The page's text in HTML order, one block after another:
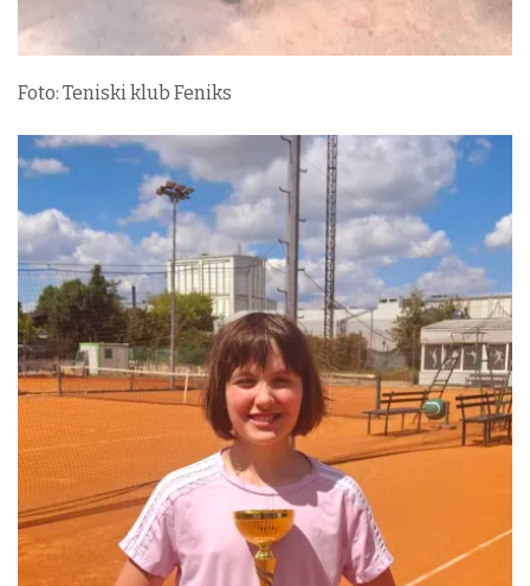
Foto: Teniski klub Feniks